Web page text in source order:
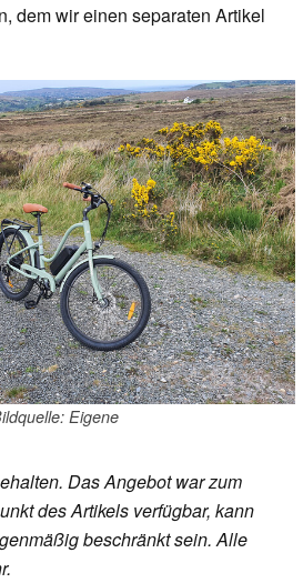
dem wir einen separaten Artikel
Eigene
Das Angebot war zum
des Artikels verfügbar, kann
beschränkt sein. Alle